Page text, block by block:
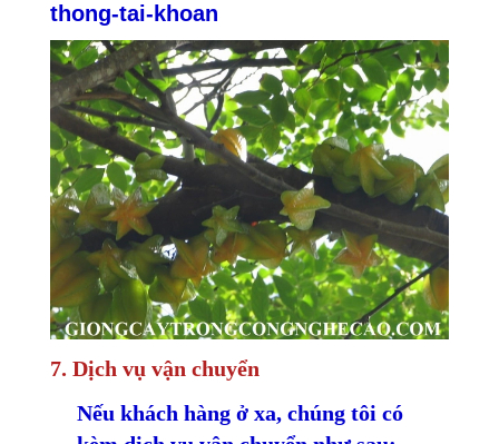
thong-tai-khoan
7. Dịch vụ vận chuyển
Nếu khách hàng ở xa, chúng tôi có